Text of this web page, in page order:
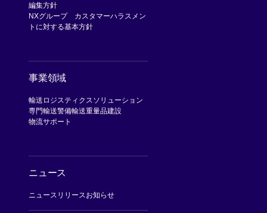
編集方針
NXグループ カスタマーハラスメン
トに対する基本方針
事業領域
輸送 ロジスティクスソリューション
専門輸送警備輸送重量品建設
物流サポート
ニュース
ニュースリリース お知らせ